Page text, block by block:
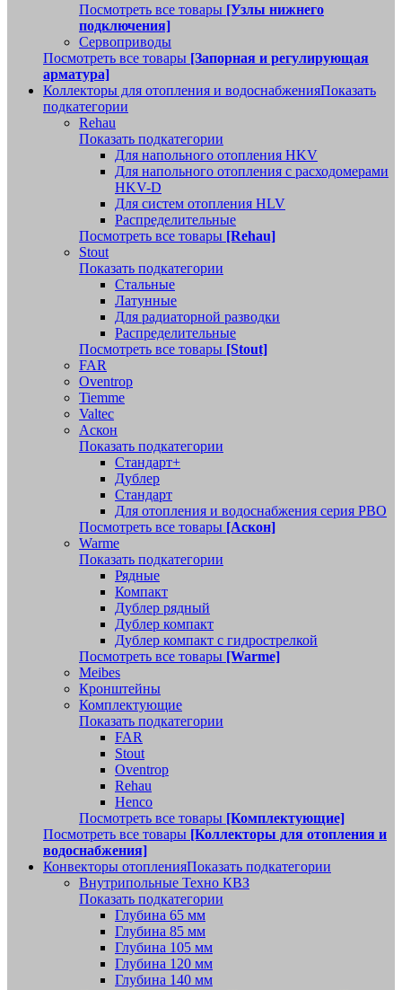
Посмотреть все товары [Узлы нижнего
подключения]
Сервоприводы
Посмотреть все товары [Запорная и регулирующая
арматура]
Коллекторы для отопления и водоснабженияПоказать
подкатегории
Rehau
Показать подкатегории
Для напольного отопления HKV
Для напольного отопления с расходомерами
HKV-D
Для систем отопления HLV
Распределительные
Посмотреть все товары [Rehau]
Stout
Показать подкатегории
Стальные
Латунные
Для радиаторной разводки
Распределительные
Посмотреть все товары [Stout]
FAR
Oventrop
Tiemme
Valtec
Аскон
Показать подкатегории
Стандарт+
Дублер
Стандарт
Для отопления и водоснабжения серия РВО
Посмотреть все товары [Аскон]
Warme
Показать подкатегории
Рядные
Компакт
Дублер рядный
Дублер компакт
Дублер компакт с гидрострелкой
Посмотреть все товары [Warme]
Meibes
Кронштейны
Комплектующие
Показать подкатегории
FAR
Stout
Oventrop
Rehau
Henco
Посмотреть все товары [Комплектующие]
Посмотреть все товары [Коллекторы для отопления и
водоснабжения]
Конвекторы отопленияПоказать подкатегории
Внутрипольные Техно КВЗ
Показать подкатегории
Глубина 65 мм
Глубина 85 мм
Глубина 105 мм
Глубина 120 мм
Глубина 140 мм